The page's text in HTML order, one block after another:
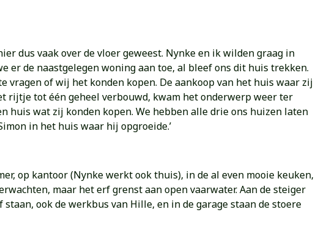
dus vaak over de vloer geweest. Nynke en ik wilden graag in
er de naastgelegen woning aan toe, al bleef ons dit huis trekken.
vragen of wij het konden kopen. De aankoop van het huis waar zij
rijtje tot één geheel verbouwd, kwam het onderwerp weer ter
huis wat zij konden kopen. We hebben alle drie ons huizen laten
in het huis waar hij opgroeide.’
op kantoor (Nynke werkt ook thuis), in de al even mooie keuken,
maar het erf grenst aan open vaarwater. Aan de steiger
ook de werkbus van Hille, en in de garage staan de stoere